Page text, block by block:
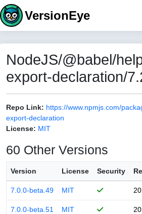
VersionEye
NodeJS/@babel/
export-declaration/
Repo Link: https://www.npmjs.com/
export-declaration
License: MIT
60 Other Versions
Version License Security
7.0.0-beta.49 MIT
7.0.0-beta.51 MIT